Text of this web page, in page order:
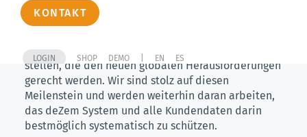
KONTAKT
LOGIN SHOP DEMO EN ES
Ferner unterstreicht die ISO 27001 Zertifizierung
Kunden zuverlässige Systeme zur Verfügung zu
stellen, die den neuen globalen Herausforderungen
gerecht werden. Wir sind stolz auf diesen
Meilenstein und werden weiterhin daran arbeiten,
das deZem System und alle Kundendaten darin
bestmöglich systematisch zu schützen.